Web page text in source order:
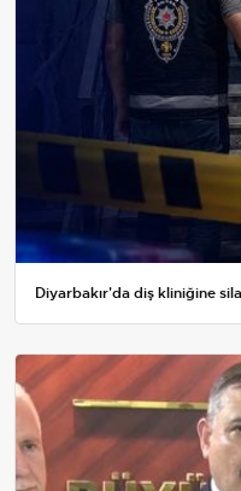
Diyarbakır'da diş kliniğine